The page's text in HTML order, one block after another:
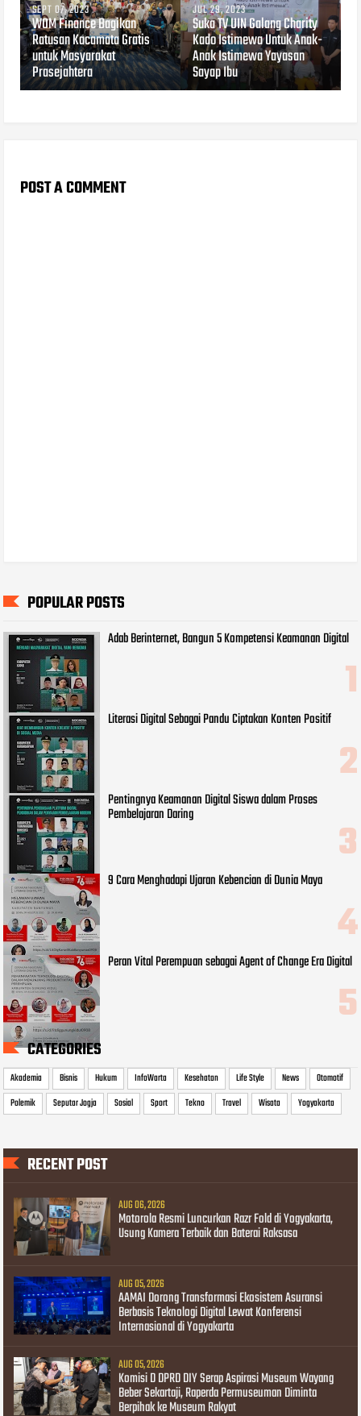
SEPT 07, 2023
WOM Finance Bagikan
Ratusan Kacamata Gratis
untuk Masyarakat
Prasejahtera
JUL 29, 2023
Suka TV UIN Galang Charity
Kado Istimewa Untuk Anak-
Anak Istimewa Yayasan
Sayap Ibu
POST A COMMENT
POPULAR POSTS
Adab Berinternet, Bangun 5 Kompetensi Keamanan Digital
Literasi Digital Sebagai Pandu Ciptakan Konten Positif
Pentingnya Keamanan Digital Siswa dalam Proses
Pembelajaran Daring
9 Cara Menghadapi Ujaran Kebencian di Dunia Maya
Peran Vital Perempuan sebagai Agent of Change Era Digital
CATEGORIES
Akademia Bisnis Hukum InfoWarta Kesehatan Life Style News
Otomotif
Polemik
Seputar Jogja Sosial Sport Tekno Travel Wisata Yogyakarta
RECENT POST
AUG 06, 2026
Motorola Resmi Luncurkan Razr Fold di Yogyakarta,
Usung Kamera Terbaik dan Baterai Raksasa
AUG 05, 2026
AAMAI Dorong Transformasi Ekosistem Asuransi
Berbasis Teknologi Digital Lewat Konferensi
Internasional di Yogyakarta
AUG 05, 2026
Komisi D DPRD DIY Serap Aspirasi Museum Wayang
Beber Sekartaji, Raperda Permuseuman Diminta
Berpihak ke Museum Rakyat